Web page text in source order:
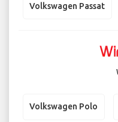
Volkswagen Passat
Volkswagen Polo